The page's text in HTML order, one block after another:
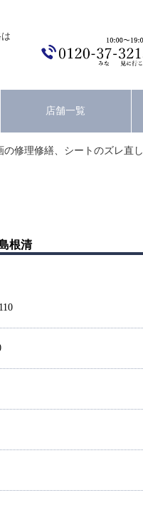
店舗一覧
修理修繕、シートのズレ直し
根清